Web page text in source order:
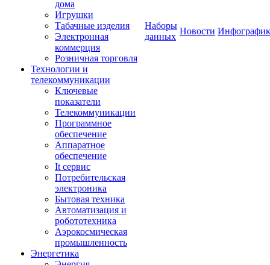
дома
Игрушки
Табачные изделия
Электронная
коммерция
Розничная торговля
Технологии и
телекоммуникации
Ключевые
показатели
Телекоммуникации
Программное
обеспечение
Аппаратное
обеспечение
It сервис
Потребительская
электроника
Бытовая техника
Автоматизация и
робототехника
Аэрокосмическая
промышленность
Энергетика
Наборы
данных
Новости